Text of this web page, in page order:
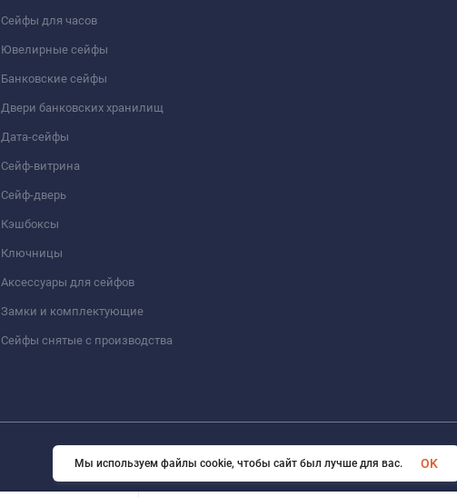
Сейфы для часов
Ювелирные сейфы
Банковские сейфы
Двери банковских хранилищ
Дата-сейфы
Сейф-витрина
Сейф-дверь
Кэшбоксы
Ключницы
Аксессуары для сейфов
Замки и комплектующие
Сейфы снятые с производства
© 2026 Format-safe.ru Все права защищены
Мы используем файлы cookie, чтобы сайт был лучше для вас. OK